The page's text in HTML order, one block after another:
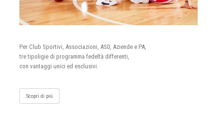
Per Club Sportivi, Associazioni, ASD, Aziende e PA,
tre tipoligie di programma fedeltà differenti,
con vantaggi unici ed esclusivi.
Scopri di più